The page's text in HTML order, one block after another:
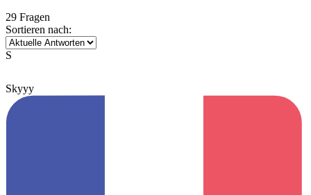
29 Fragen
Sortieren nach:
S
Skyyy